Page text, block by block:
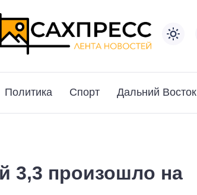
Политика Спорт Дальний Восток
3,3 произошло на